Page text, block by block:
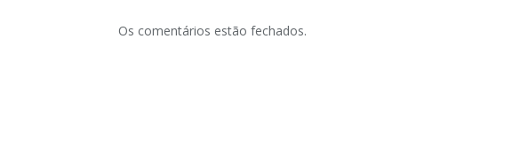
Os comentários estão fechados.